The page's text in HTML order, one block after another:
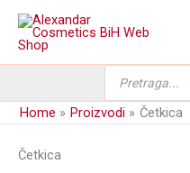
Skip
content
search
Home Proizvodi Četkica
Četkica